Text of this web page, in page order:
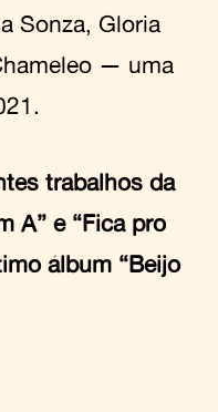
Sonza, Gloria
— uma
trabalhos da
A” e “Fica pro
álbum “Beijo